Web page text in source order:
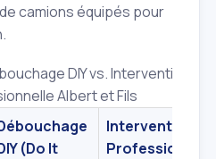
camions équipés pour
DIY vs. Intervention
Albert et Fils
(Do It
Intervention